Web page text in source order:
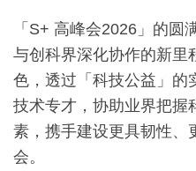
「S+ 高峰会2026」的圆
与创科界深化协作的新里
色，透过「科技公益」的
技术专才，协助业界把握
素，携手建设更具韧性、
会。